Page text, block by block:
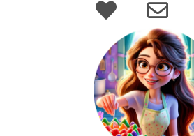
About Kontakt